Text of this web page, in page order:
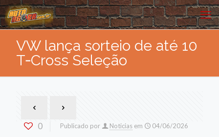
VW lança sorteio de até 10
T‑Cross Seleção
0 Publicado por Noticias em 04/06/2026